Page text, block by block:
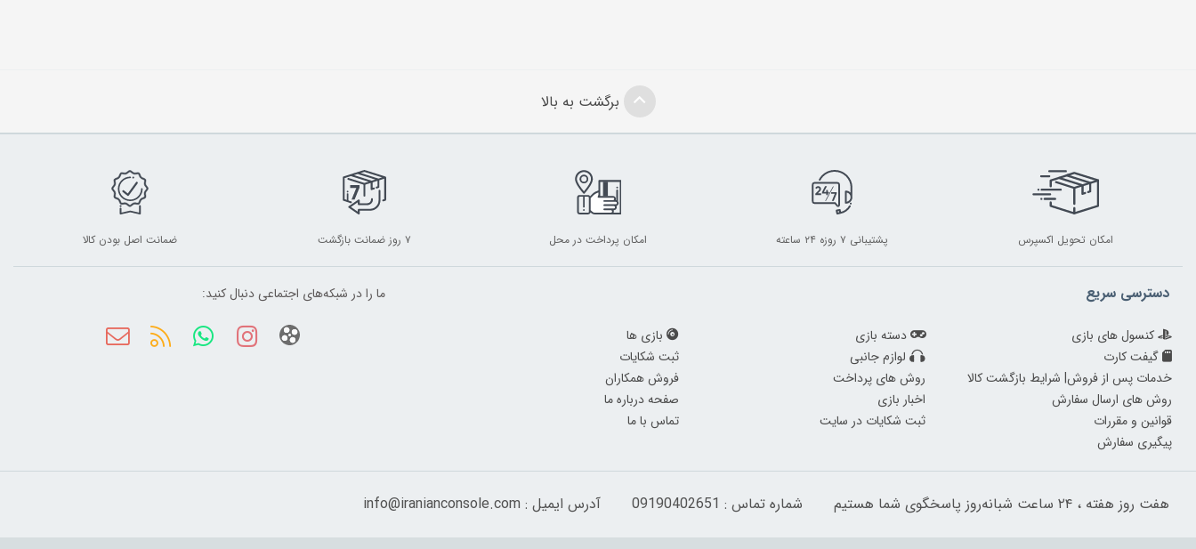
برگشت به بالا
امکان تحویل اکسپرس پشتیبانی ۷ روزه ۲۴ ساعته امکان پرداخت در محل ۷ روز ضمانت بازگشت ضمانت اصل بودن کالا
دسترسی سریع
کنسول های بازی دسته بازی
بازی ها
گیفت کارت
لوازم جانبی
ثبت شکایات
خدمات پس از فروش| شرایط بازگشت کالا
روش های پرداخت
فروش همکاران
روش های ارسال سفارش
اخبار بازی
صفحه درباره ما
قوانین و مقررات
ثبت شکایات در سایت
تماس با ما
پیگیری سفارش
ما را در شبکه‌های اجتماعی دنبال کنید:
هفت روز هفته ، ۲۴ ساعت شبانه‌روز پاسخگوی شما هستیم شماره تماس : 09190402651 آدرس ایمیل : info@iranianconsole.com